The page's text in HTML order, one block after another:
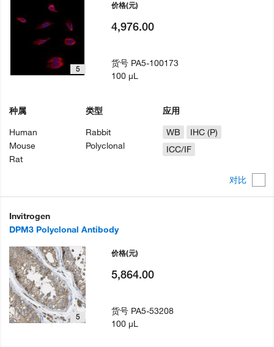
对比
5
种属
Human
Mouse
Rat
类型
Rabbit
Polyclonal
应用
WB
IHC (P)
ICC/IF
价格(元)
4,976.00
货号 PA5-100173
100 µL
Invitrogen
DPM3 Polyclonal Antibody
5
价格(元)
5,864.00
货号 PA5-53208
100 µL